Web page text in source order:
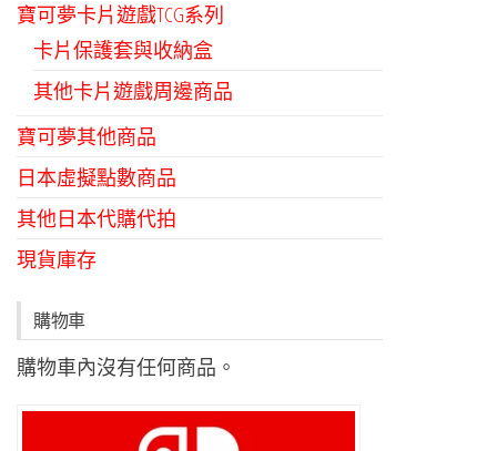
寶可夢卡片遊戲TCG系列
卡片保護套與收納盒
其他卡片遊戲周邊商品
寶可夢其他商品
日本虛擬點數商品
其他日本代購代拍
現貨庫存
購物車
購物車內沒有任何商品。